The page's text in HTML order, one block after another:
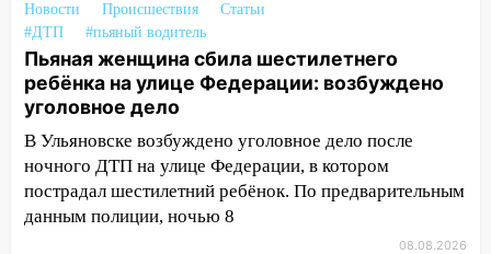
13:59
В Новом городе ураганным
ветром сорвало опалубку со
строящегося дома
13:54 В мэрии Ульяновска рассказали,
как устраняют последствия мощного
шторма
13:49 Стихия продолжает крушить
Ульяновск: дерево рухнуло на дом на
Новости Происшествия
Статьи
#ДТП
#пьяный водитель
Пьяная женщина сбила шестилетнего
ребёнка на улице Федерации: возбуждено
уголовное дело
В Ульяновске возбуждено уголовное дело после
ночного ДТП на улице Федерации, в котором
пострадал шестилетний ребёнок. По предварительным
данным полиции, ночью 8
08.08.2026